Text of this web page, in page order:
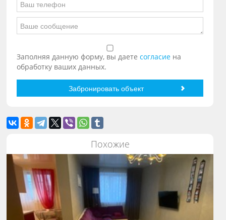
Заполняя данную форму, вы даетесогласие на
обработку ваших данных.
Похожие